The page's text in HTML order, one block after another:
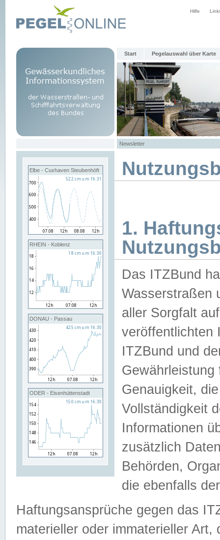
Hilfe
Start Pegelauswahl über Karte
Newsletter
Elbe - Cuxhaven Steubenhöft
RHEIN - Koblenz
DONAU - Passau
ODER - Eisenhüttenstadt
1.
Das ITZBund
Wasserstraßen
aller Sorgfalt
veröffentlichten
ITZBund und
Genauigkeit,
Vollständigkeit
Informationen
zusätzlich
Behörden,
die ebenfalls
Haftungsansprüche gegen das
materieller oder immaterieller